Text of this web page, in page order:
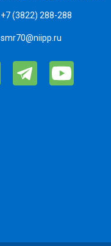
+7 (3822) 288-288
smr70@niipp.ru